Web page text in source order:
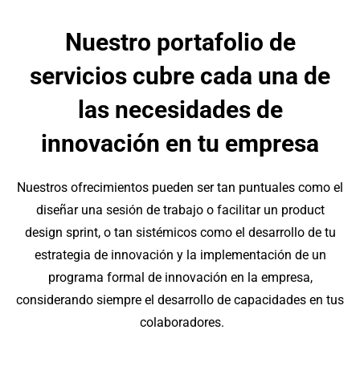
Nuestro portafolio de
servicios cubre cada una de
las necesidades de
innovación en tu empresa
Nuestros ofrecimientos pueden ser tan puntuales como el
diseñar una sesión de trabajo o facilitar un product
design sprint, o tan sistémicos como el desarrollo de tu
estrategia de innovación y la implementación de un
programa formal de innovación en la empresa,
considerando siempre el desarrollo de capacidades en tus
colaboradores.